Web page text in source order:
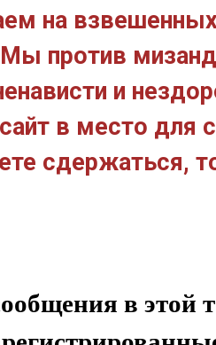
на
против
и
в место для
сдержаться,
в этой